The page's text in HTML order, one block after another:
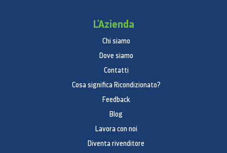
L'Azienda
Chi siamo
Dove siamo
Contatti
Cosa significa Ricondizionato?
Feedback
Blog
Lavora con noi
Diventa rivenditore